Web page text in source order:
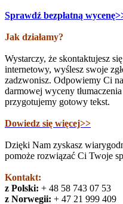
Sprawdź bezpłatną
Jak działamy?
Wystarczy, że skontaktujesz
internetowy, wyślesz swoje
zadzwonisz. Odpowiemy Ci
darmowej wyceny
przygotujemy gotowy tekst.
Dowiedz się więcej>>
Dzięki Nam zyskasz
pomoże rozwiązać Ci Twoje
Kontakt:
z Polski: + 48 58 743 07 53
z Norwegii: + 47 21 999 409